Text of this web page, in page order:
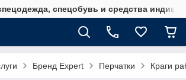
спецодежда, спецобувь и средства
Бренд Expert Перчатки Краги